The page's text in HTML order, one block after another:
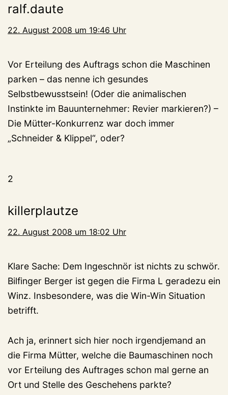
ralf.daute
22. August 2008 um 19:46 Uhr
Vor Erteilung des Auftrags schon die Maschinen
parken – das nenne ich gesundes
Selbstbewusstsein! (Oder die animalischen
Instinkte im Bauunternehmer: Revier markieren?) –
Die Mütter-Konkurrenz war doch immer
„Schneider & Klippel“, oder?
2
killerplautze
22. August 2008 um 18:02 Uhr
Klare Sache: Dem Ingeschnör ist nichts zu schwör.
Bilfinger Berger ist gegen die Firma L geradezu ein
Winz. Insbesondere, was die Win-Win Situation
betrifft.
Ach ja, erinnert sich hier noch irgendjemand an
die Firma Mütter, welche die Baumaschinen noch
vor Erteilung des Auftrages schon mal gerne an
Ort und Stelle des Geschehens parkte?